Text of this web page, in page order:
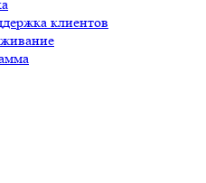
клиентов